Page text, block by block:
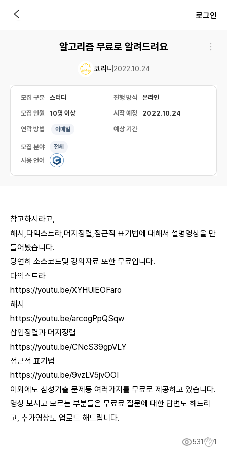
로그인
알고리즘 무료로 알려드려요
코리니 2022.10.24
모집 구분 스터디 진행 방식 온라인
모집 인원 10명 이상 시작 예정 2022.10.24
연락 방법 이메일 예상 기간
모집 분야 전체
사용 언어
참고하시라고,
해시,다익스트라,머지정렬,점근적 표기법에 대해서 설명영상을 만
들어봤습니다.
당연히 소스코드및 강의자료 또한 무료입니다.
다익스트라
https://youtu.be/XYHUlEOFaro
해시
https://youtu.be/arcogPpQSqw
삽입정렬과 머지정렬
https://youtu.be/CNcS39gpVLY
점근적 표기법
https://youtu.be/9vzLV5jvOOI
이외에도 삼성기출 문제등 여러가지를 무료로 제공하고 있습니다.
영상 보시고 모르는 부분들은 무료료 질문에 대한 답변도 해드리
고, 추가영상도 업로드 해드립니다.
531 1